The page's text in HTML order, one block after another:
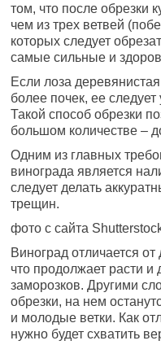
том, что после обрезки
чем из трех ветвей
которых следует
самые сильные и
Если лоза
более почек, ее следует
Такой способ обрезки
большом количестве –
Одним из главных
винограда является
следует делать
трещин.
фото с сайта
Виноград отличается
что продолжает расти
заморозков. Другими
обрезки, на нем
и молодые ветки. Как
нужно будет схватить